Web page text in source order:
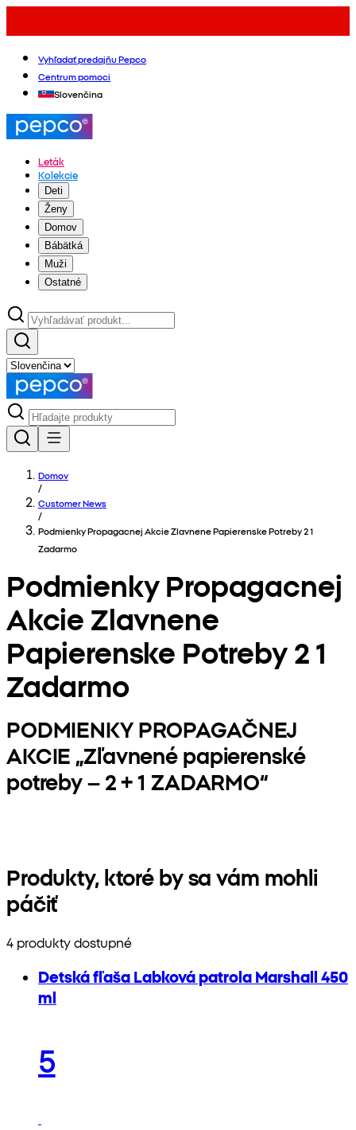
Vyhľadať predajňu Pepco
Centrum pomoci
Slovenčina
Leták
Kolekcie
Deti
Ženy
Domov
Bábätká
Muži
Ostatné
Domov
/
Customer News
/
Podmienky Propagacnej Akcie Zlavnene Papierenske Potreby 2 1
Zadarmo
Podmienky Propagacnej
Akcie Zlavnene
Papierenske Potreby 2 1
Zadarmo
PODMIENKY PROPAGAČNEJ
AKCIE „Zľavnené papierenské
potreby – 2 + 1 ZADARMO“
Produkty, ktoré by sa vám mohli
páčiť
4 produkty dostupné
Detská fľaša Labková patrola Marshall 450
ml
5